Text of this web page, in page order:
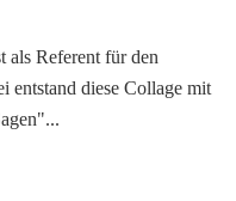
als Referent für den
entstand diese Collage mit